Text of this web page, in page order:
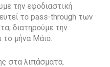
την εφοδιαστική
το pass-through των
διατηρούμε την
το μήνα Μάιο.
στα λιπάσματα.